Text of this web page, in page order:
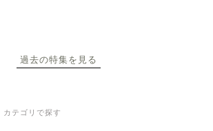
過去の特集を見る
カテゴリで探す